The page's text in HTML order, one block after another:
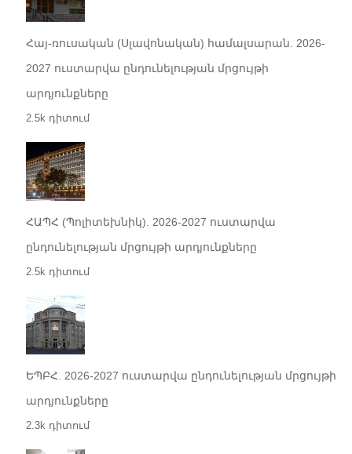
Հայ-ռուսական (Սլավոնական) համալսարան. 2026-
2027 ուստարվա ընդունելության մրցույթի
արդյունքները
2.5k դիտում
ՀԱՊՀ (Պոլիտեխնիկ). 2026-2027 ուստարվա
ընդունելության մրցույթի արդյունքները
2.5k դիտում
ԵՊԲՀ. 2026-2027 ուստարվա ընդունելության մրցույթի
արդյունքները
2.3k դիտում